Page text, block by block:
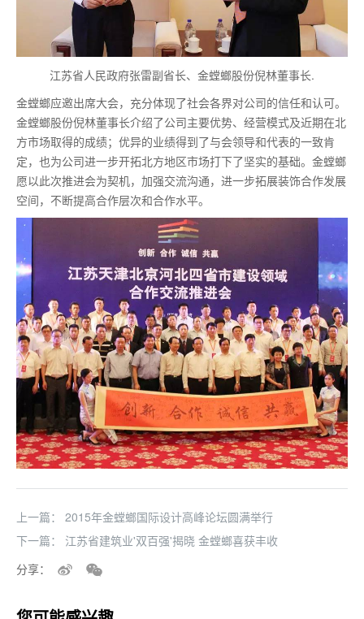
江苏省人民政府张雷副省长、金螳螂股份倪林董事长.
金螳螂应邀出席大会，充分体现了社会各界对公司的信任和认可。
金螳螂股份倪林董事长介绍了公司主要优势、经营模式及近期在北
方市场取得的成绩；优异的业绩得到了与会领导和代表的一致肯
定，也为公司进一步开拓北方地区市场打下了坚实的基础。金螳螂
愿以此次推进会为契机，加强交流沟通，进一步拓展装饰合作发展
空间，不断提高合作层次和合作水平。
上一篇：
2015年金螳螂国际设计高峰论坛圆满举行
下一篇：
江苏省建筑业'双百强'揭晓 金螳螂喜获丰收
分享：